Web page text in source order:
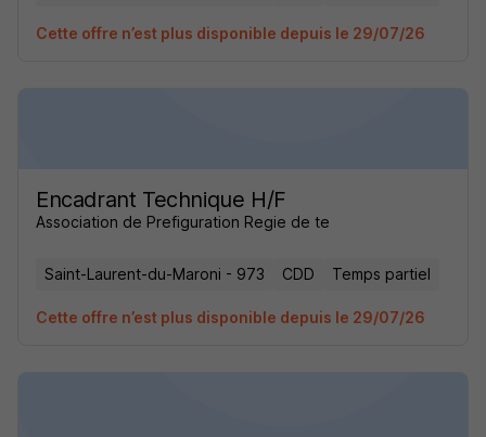
Cette offre n’est plus disponible depuis le 29/07/26
Encadrant Technique H/F
Association de Prefiguration Regie de te
Saint-Laurent-du-Maroni - 973 CDD Temps partiel
Cette offre n’est plus disponible depuis le 29/07/26